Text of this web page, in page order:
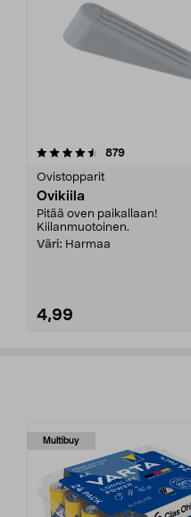
879arvostelut
Ovistopparit
Ovikiila
Pitää oven paikallaan!
Kiilanmuotoinen.
Väri: Harmaa
4,99
4.5 viidestä
Multibuy